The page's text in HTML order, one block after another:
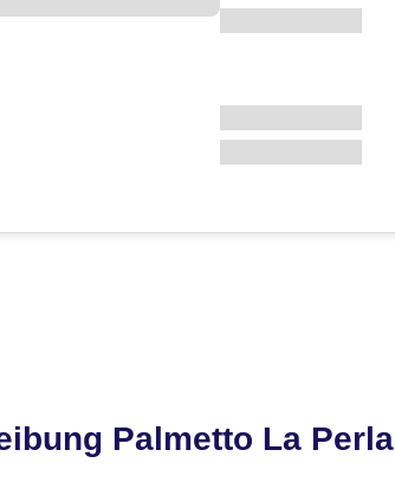
Palmetto La Perla